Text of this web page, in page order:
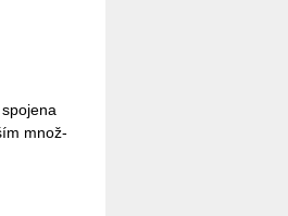
množ­